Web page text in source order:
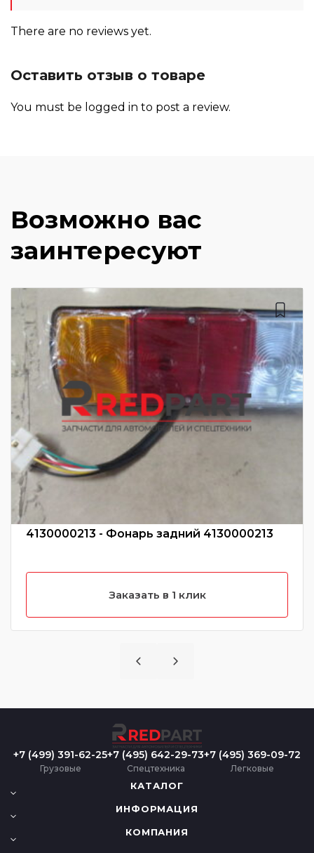
There are no reviews yet.
Оставить отзыв о товаре
You must be logged in to post a review.
Возможно вас
заинтересуют
4130000213 - Фонарь задний 4130000213
Заказать в 1 клик
+7 (499) 391-62-25
Грузовые
+7 (495) 642-29-73
Спецтехника
+7 (495) 369-09-72
Легковые
КАТАЛОГ
ИНФОРМАЦИЯ
КОМПАНИЯ